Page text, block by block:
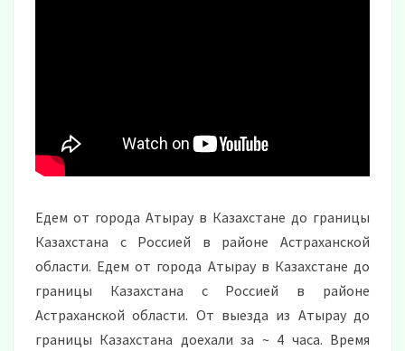
Едем от города Атырау в Казахстане до границы
Казахстана с Россией в районе Астраханской
области. Едем от города Атырау в Казахстане до
границы Казахстана с Россией в районе
Астраханской области. От выезда из Атырау до
границы Казахстана доехали за ~ 4 часа. Время